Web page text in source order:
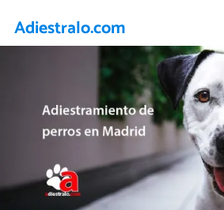
Adiestralo.com